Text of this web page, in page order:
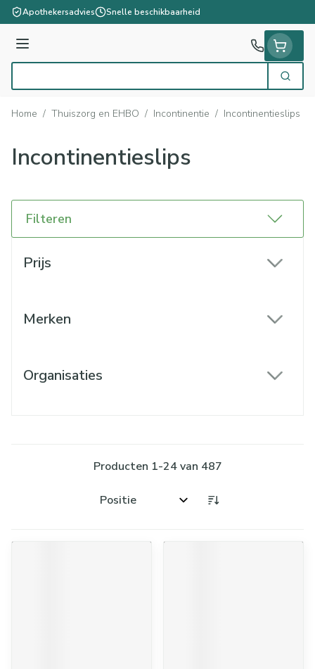
Ga naar de inhoud
Apothekersadvies Snelle beschikbaarheid
Menu
Zoek
Home / Thuiszorg en EHBO / Incontinentie / Incontinentieslips
Incontinentieslips
Filteren
Prijs
Merken
Organisaties
Producten 1-24van 487
Sorteer op: